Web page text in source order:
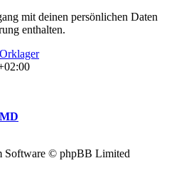
mit deinen persönlichen Daten
enthalten.
Orklager
Software © phpBB Limited